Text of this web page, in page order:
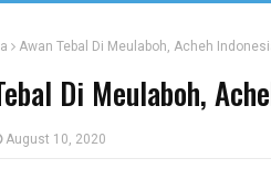
Awan Tebal Di Meulaboh, Acheh
Di Meulaboh,
August 10, 2020